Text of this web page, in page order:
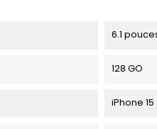
6.1
128 GO
iPhone 15